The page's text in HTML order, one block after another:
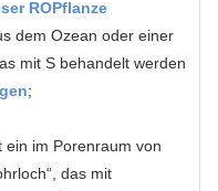
ROPflanze
dem Ozean oder einer
mit S behandelt werden
;
ein im Porenraum von
das mit